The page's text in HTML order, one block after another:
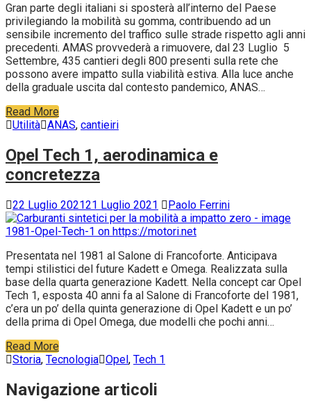
Gran parte degli italiani si sposterà all’interno del Paese
privilegiando la mobilità su gomma, contribuendo ad un
sensibile incremento del traffico sulle strade rispetto agli anni
precedenti. AMAS provvederà a rimuovere, dal 23 Luglio 5
Settembre, 435 cantieri degli 800 presenti sulla rete che
possono avere impatto sulla viabilità estiva. Alla luce anche
della graduale uscita dal contesto pandemico, ANAS…
Read More
Utilità ANAS, cantieiri
Opel Tech 1, aerodinamica e
concretezza
22 Luglio 202121 Luglio 2021 Paolo Ferrini
Presentata nel 1981 al Salone di Francoforte. Anticipava
tempi stilistici del future Kadett e Omega. Realizzata sulla
base della quarta generazione Kadett. Nella concept car Opel
Tech 1, esposta 40 anni fa al Salone di Francoforte del 1981,
c’era un po’ della quinta generazione di Opel Kadett e un po’
della prima di Opel Omega, due modelli che pochi anni…
Read More
Storia, Tecnologia Opel, Tech 1
Navigazione articoli